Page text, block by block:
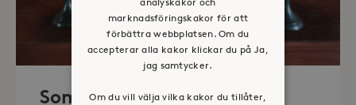
Sommaröppet kapell
marknadsföringskakor för att
förbättra webbplatsen. Om du
accepterar alla kakor klickar du på Ja,
jag samtycker.
Om du vill välja vilka kakor du tillåter,